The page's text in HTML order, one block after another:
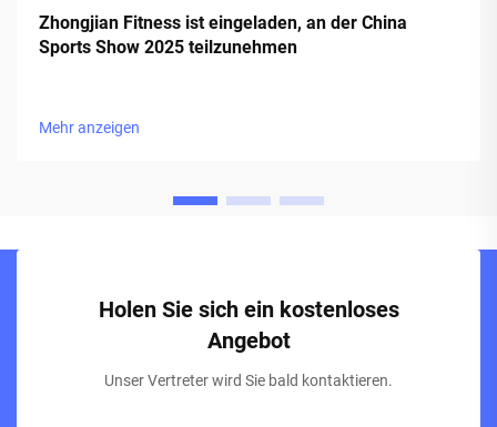
Zhongjian Fitness ist eingeladen, an der China
Sports Show 2025 teilzunehmen
Mehr anzeigen
Holen Sie sich ein kostenloses
Angebot
Unser Vertreter wird Sie bald kontaktieren.